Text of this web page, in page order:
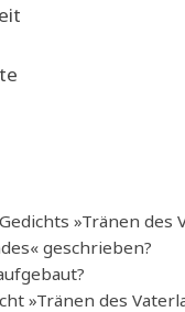
»Tränen des
geschrieben?
»Tränen des